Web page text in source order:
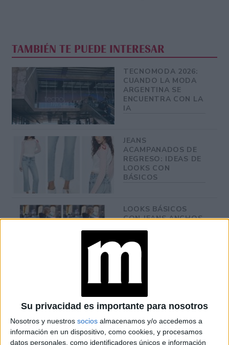
Su privacidad es importante para nosotros
Nosotros y nuestros socios almacenamos y/o accedemos a
información en un dispositivo, como cookies, y procesamos
datos personales, como identificadores únicos e información
TAMBIÉN TE PUEDE INTERESAR
TECNOMODA 2026:
CUANDO LA MODA
ARGENTINA SE
ENCUENTRA CON LA
IA
JEANS
ACAMPANADOS DE
REGRESO: IDEAS DE
LOOKS CON
BÁSICOS
LOOKS BÁSICOS
CON JEANS ANCHOS
CONOCÉ A ESTAS
LATINAS QUE
TRANSFORMAN LA
REGIÓN